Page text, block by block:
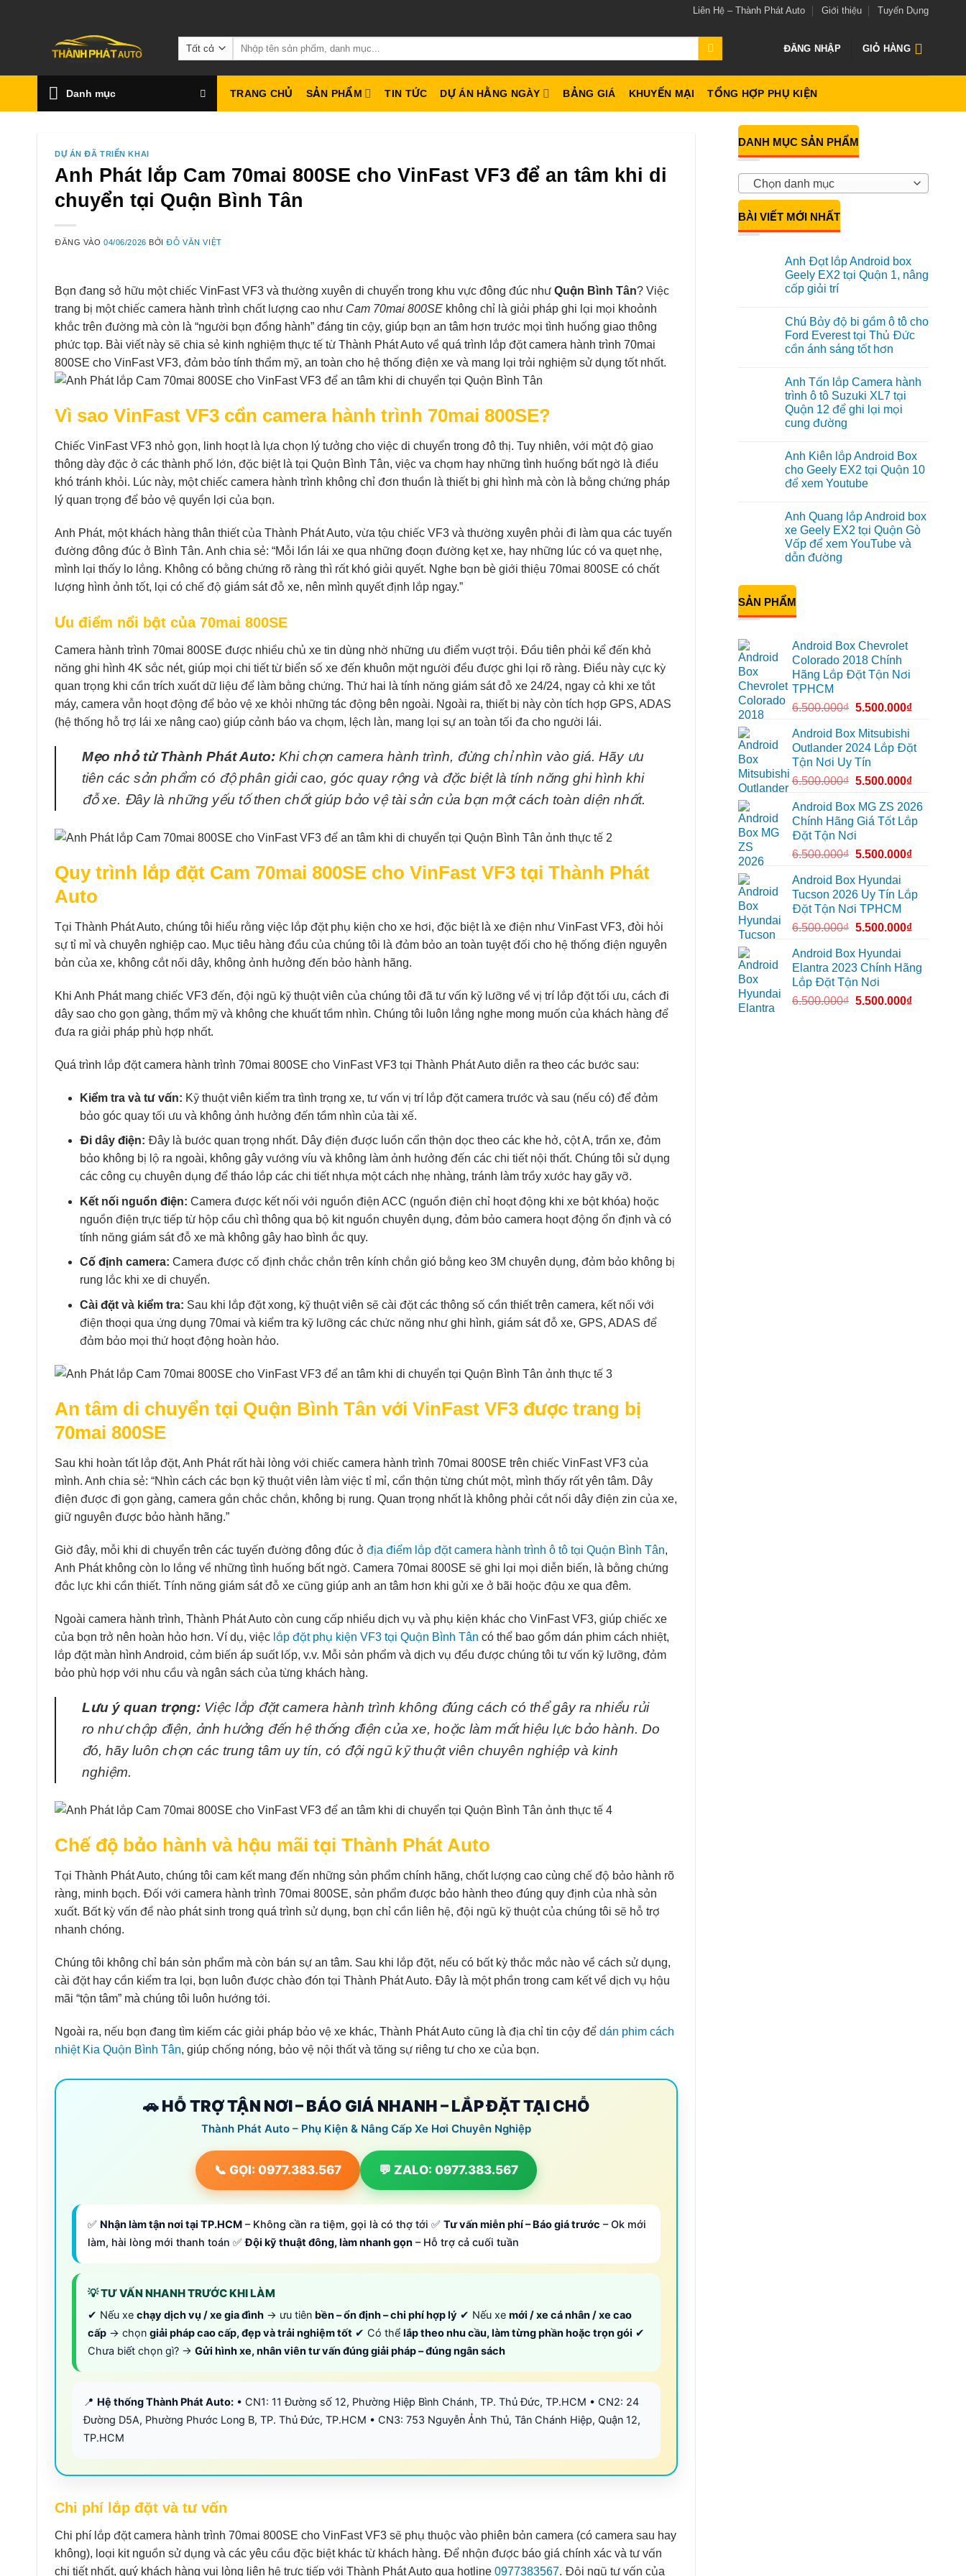
Liên Hệ – Thành Phát Auto Giới thiệu Tuyển Dụng
Tìm
kiếm:
ĐĂNG NHẬP GIỎ HÀNG
Danh mục TRANG CHỦ SẢN PHẨM TIN TỨC DỰ ÁN HẰNG NGÀY BẢNG GIÁ KHUYẾN MẠI TỔNG HỢP PHỤ KIỆN
DỰ ÁN ĐÃ TRIỂN KHAI
Anh Phát lắp Cam 70mai 800SE cho VinFast VF3 để an tâm khi di
chuyển tại Quận Bình Tân
ĐĂNG VÀO04/06/2026 BỞIĐỖ VĂN VIỆT
Bạn đang sở hữu một chiếc VinFast VF3 và thường xuyên di chuyển trong khu vực đông đúc như Quận Bình Tân? Việc
trang bị một chiếc camera hành trình chất lượng cao như Cam 70mai 800SE không chỉ là giải pháp ghi lại mọi khoảnh
khắc trên đường mà còn là “người bạn đồng hành” đáng tin cậy, giúp bạn an tâm hơn trước mọi tình huống giao thông
phức tạp. Bài viết này sẽ chia sẻ kinh nghiệm thực tế từ Thành Phát Auto về quá trình lắp đặt camera hành trình 70mai
800SE cho VinFast VF3, đảm bảo tính thẩm mỹ, an toàn cho hệ thống điện xe và mang lại trải nghiệm sử dụng tốt nhất.
Vì sao VinFast VF3 cần camera hành trình 70mai 800SE?
Chiếc VinFast VF3 nhỏ gọn, linh hoạt là lựa chọn lý tưởng cho việc di chuyển trong đô thị. Tuy nhiên, với mật độ giao
thông dày đặc ở các thành phố lớn, đặc biệt là tại Quận Bình Tân, việc va chạm hay những tình huống bất ngờ là điều
khó tránh khỏi. Lúc này, một chiếc camera hành trình không chỉ đơn thuần là thiết bị ghi hình mà còn là bằng chứng pháp
lý quan trọng để bảo vệ quyền lợi của bạn.
Anh Phát, một khách hàng thân thiết của Thành Phát Auto, vừa tậu chiếc VF3 và thường xuyên phải đi làm qua các tuyến
đường đông đúc ở Bình Tân. Anh chia sẻ: “Mỗi lần lái xe qua những đoạn đường kẹt xe, hay những lúc có va quẹt nhẹ,
mình lại thấy lo lắng. Không có bằng chứng rõ ràng thì rất khó giải quyết. Nghe bạn bè giới thiệu 70mai 800SE có chất
lượng hình ảnh tốt, lại có chế độ giám sát đỗ xe, nên mình quyết định lắp ngay.”
Ưu điểm nổi bật của 70mai 800SE
Camera hành trình 70mai 800SE được nhiều chủ xe tin dùng nhờ những ưu điểm vượt trội. Đầu tiên phải kể đến khả
năng ghi hình 4K sắc nét, giúp mọi chi tiết từ biển số xe đến khuôn mặt người đều được ghi lại rõ ràng. Điều này cực kỳ
quan trọng khi cần trích xuất dữ liệu để làm bằng chứng. Thứ hai là tính năng giám sát đỗ xe 24/24, ngay cả khi xe tắt
máy, camera vẫn hoạt động để bảo vệ xe khỏi những tác động bên ngoài. Ngoài ra, thiết bị này còn tích hợp GPS, ADAS
(hệ thống hỗ trợ lái xe nâng cao) giúp cảnh báo va chạm, lệch làn, mang lại sự an toàn tối đa cho người lái.
Mẹo nhỏ từ Thành Phát Auto: Khi chọn camera hành trình, đừng chỉ nhìn vào giá. Hãy ưu
tiên các sản phẩm có độ phân giải cao, góc quay rộng và đặc biệt là tính năng ghi hình khi
đỗ xe. Đây là những yếu tố then chốt giúp bảo vệ tài sản của bạn một cách toàn diện nhất.
Quy trình lắp đặt Cam 70mai 800SE cho VinFast VF3 tại Thành Phát
Auto
Tại Thành Phát Auto, chúng tôi hiểu rằng việc lắp đặt phụ kiện cho xe hơi, đặc biệt là xe điện như VinFast VF3, đòi hỏi
sự tỉ mỉ và chuyên nghiệp cao. Mục tiêu hàng đầu của chúng tôi là đảm bảo an toàn tuyệt đối cho hệ thống điện nguyên
bản của xe, không cắt nối dây, không ảnh hưởng đến bảo hành hãng.
Khi Anh Phát mang chiếc VF3 đến, đội ngũ kỹ thuật viên của chúng tôi đã tư vấn kỹ lưỡng về vị trí lắp đặt tối ưu, cách đi
dây sao cho gọn gàng, thẩm mỹ và không che khuất tầm nhìn. Chúng tôi luôn lắng nghe mong muốn của khách hàng để
đưa ra giải pháp phù hợp nhất.
Quá trình lắp đặt camera hành trình 70mai 800SE cho VinFast VF3 tại Thành Phát Auto diễn ra theo các bước sau:
Kiểm tra và tư vấn: Kỹ thuật viên kiểm tra tình trạng xe, tư vấn vị trí lắp đặt camera trước và sau (nếu có) để đảm
bảo góc quay tối ưu và không ảnh hưởng đến tầm nhìn của tài xế.
Đi dây điện: Đây là bước quan trọng nhất. Dây điện được luồn cẩn thận dọc theo các khe hở, cột A, trần xe, đảm
bảo không bị lộ ra ngoài, không gây vướng víu và không làm ảnh hưởng đến các chi tiết nội thất. Chúng tôi sử dụng
các công cụ chuyên dụng để tháo lắp các chi tiết nhựa một cách nhẹ nhàng, tránh làm trầy xước hay gãy vỡ.
Kết nối nguồn điện: Camera được kết nối với nguồn điện ACC (nguồn điện chỉ hoạt động khi xe bật khóa) hoặc
nguồn điện trực tiếp từ hộp cầu chì thông qua bộ kit nguồn chuyên dụng, đảm bảo camera hoạt động ổn định và có
tính năng giám sát đỗ xe mà không gây hao bình ắc quy.
Cố định camera: Camera được cố định chắc chắn trên kính chắn gió bằng keo 3M chuyên dụng, đảm bảo không bị
rung lắc khi xe di chuyển.
Cài đặt và kiểm tra: Sau khi lắp đặt xong, kỹ thuật viên sẽ cài đặt các thông số cần thiết trên camera, kết nối với
điện thoại qua ứng dụng 70mai và kiểm tra kỹ lưỡng các chức năng như ghi hình, giám sát đỗ xe, GPS, ADAS để
đảm bảo mọi thứ hoạt động hoàn hảo.
An tâm di chuyển tại Quận Bình Tân với VinFast VF3 được trang bị
70mai 800SE
Sau khi hoàn tất lắp đặt, Anh Phát rất hài lòng với chiếc camera hành trình 70mai 800SE trên chiếc VinFast VF3 của
mình. Anh chia sẻ: “Nhìn cách các bạn kỹ thuật viên làm việc tỉ mỉ, cẩn thận từng chút một, mình thấy rất yên tâm. Dây
điện được đi gọn gàng, camera gắn chắc chắn, không bị rung. Quan trọng nhất là không phải cắt nối dây điện zin của xe,
giữ nguyên được bảo hành hãng.”
Giờ đây, mỗi khi di chuyển trên các tuyến đường đông đúc ở địa điểm lắp đặt camera hành trình ô tô tại Quận Bình Tân,
Anh Phát không còn lo lắng về những tình huống bất ngờ. Camera 70mai 800SE sẽ ghi lại mọi diễn biến, là bằng chứng
đắc lực khi cần thiết. Tính năng giám sát đỗ xe cũng giúp anh an tâm hơn khi gửi xe ở bãi hoặc đậu xe qua đêm.
Ngoài camera hành trình, Thành Phát Auto còn cung cấp nhiều dịch vụ và phụ kiện khác cho VinFast VF3, giúp chiếc xe
của bạn trở nên hoàn hảo hơn. Ví dụ, việc lắp đặt phụ kiện VF3 tại Quận Bình Tân có thể bao gồm dán phim cách nhiệt,
lắp đặt màn hình Android, cảm biến áp suất lốp, v.v. Mỗi sản phẩm và dịch vụ đều được chúng tôi tư vấn kỹ lưỡng, đảm
bảo phù hợp với nhu cầu và ngân sách của từng khách hàng.
Lưu ý quan trọng: Việc lắp đặt camera hành trình không đúng cách có thể gây ra nhiều rủi
ro như chập điện, ảnh hưởng đến hệ thống điện của xe, hoặc làm mất hiệu lực bảo hành. Do
đó, hãy luôn chọn các trung tâm uy tín, có đội ngũ kỹ thuật viên chuyên nghiệp và kinh
nghiệm.
Chế độ bảo hành và hậu mãi tại Thành Phát Auto
Tại Thành Phát Auto, chúng tôi cam kết mang đến những sản phẩm chính hãng, chất lượng cao cùng chế độ bảo hành rõ
ràng, minh bạch. Đối với camera hành trình 70mai 800SE, sản phẩm được bảo hành theo đúng quy định của nhà sản
xuất. Bất kỳ vấn đề nào phát sinh trong quá trình sử dụng, bạn chỉ cần liên hệ, đội ngũ kỹ thuật của chúng tôi sẽ hỗ trợ
nhanh chóng.
Chúng tôi không chỉ bán sản phẩm mà còn bán sự an tâm. Sau khi lắp đặt, nếu có bất kỳ thắc mắc nào về cách sử dụng,
cài đặt hay cần kiểm tra lại, bạn luôn được chào đón tại Thành Phát Auto. Đây là một phần trong cam kết về dịch vụ hậu
mãi “tận tâm” mà chúng tôi luôn hướng tới.
Ngoài ra, nếu bạn đang tìm kiếm các giải pháp bảo vệ xe khác, Thành Phát Auto cũng là địa chỉ tin cậy để dán phim cách
nhiệt Kia Quận Bình Tân, giúp chống nóng, bảo vệ nội thất và tăng sự riêng tư cho xe của bạn.
🚗 HỖ TRỢ TẬN NƠI – BÁO GIÁ NHANH – LẮP ĐẶT TẠI CHỖ
Thành Phát Auto – Phụ Kiện & Nâng Cấp Xe Hơi Chuyên Nghiệp
📞 GỌI: 0977.383.567 💬 ZALO: 0977.383.567
✅ Nhận làm tận nơi tại TP.HCM – Không cần ra tiệm, gọi là có thợ tới ✅ Tư vấn miễn phí – Báo giá trước – Ok mới
làm, hài lòng mới thanh toán ✅Đội kỹ thuật đông, làm nhanh gọn – Hỗ trợ cả cuối tuần
💡 TƯ VẤN NHANH TRƯỚC KHI LÀM
✔ Nếu xe chạy dịch vụ / xe gia đình → ưu tiên bền – ổn định – chi phí hợp lý ✔ Nếu xe mới / xe cá nhân / xe cao
cấp → chọn giải pháp cao cấp, đẹp và trải nghiệm tốt ✔ Có thể lắp theo nhu cầu, làm từng phần hoặc trọn gói ✔
Chưa biết chọn gì? → Gửi hình xe, nhân viên tư vấn đúng giải pháp – đúng ngân sách
📍 Hệ thống Thành Phát Auto: • CN1: 11 Đường số 12, Phường Hiệp Bình Chánh, TP. Thủ Đức, TP.HCM • CN2: 24
Đường D5A, Phường Phước Long B, TP. Thủ Đức, TP.HCM • CN3: 753 Nguyễn Ảnh Thủ, Tân Chánh Hiệp, Quận 12,
TP.HCM
Chi phí lắp đặt và tư vấn
Chi phí lắp đặt camera hành trình 70mai 800SE cho VinFast VF3 sẽ phụ thuộc vào phiên bản camera (có camera sau hay
không), loại kit nguồn sử dụng và các yêu cầu đặc biệt khác từ khách hàng. Để nhận được báo giá chính xác và tư vấn
chi tiết nhất, quý khách hàng vui lòng liên hệ trực tiếp với Thành Phát Auto qua hotline 0977383567. Đội ngũ tư vấn của
DANH MỤC SẢN PHẨM
Chọn danh mục
BÀI VIẾT MỚI NHẤT
Anh Đạt lắp Android box
Geely EX2 tại Quận 1, nâng
cấp giải trí
bình
luận
ở
Anh
Android
box
Geely
EX2
tại
Quận
cấp
giải
trí
Chú Bảy độ bi gầm ô tô cho
Ford Everest tại Thủ Đức
cần ánh sáng tốt hơn
bình
luận
ở
Chú
Bảy
độ
ô
tô
cho
Ford
Thủ
Đức
cần
ánh
sáng
tốt
Anh Tấn lắp Camera hành
trình ô tô Suzuki XL7 tại
Quận 12 để ghi lại mọi
cung đường
bình
luận
ở
Anh
Camera
hành
trình
ô
tô
Suzuki
Quận
12
để
ghi
cung
đường
Anh Kiên lắp Android Box
cho Geely EX2 tại Quận 10
để xem Youtube
bình
luận
ở
Anh
Kiên
lắp
cho
Geely
tại
để
xem
Youtube
Anh Quang lắp Android box
xe Geely EX2 tại Quận Gò
Vấp để xem YouTube và
dẫn đường
bình
luận
ở
Anh
Android
box
Geely
EX2
tại
Quận
Gò
xem
YouTube
dẫn
đường
SẢN PHẨM
Android Box Chevrolet
Colorado 2018 Chính
Hãng Lắp Đặt Tận Nơi
TPHCM
6.500.000₫ 5.500.000₫
Android Box Mitsubishi
Outlander 2024 Lắp Đặt
Tận Nơi Uy Tín
6.500.000₫ 5.500.000₫
Android Box MG ZS 2026
Chính Hãng Giá Tốt Lắp
Đặt Tận Nơi
6.500.000₫ 5.500.000₫
Android Box Hyundai
Tucson 2026 Uy Tín Lắp
Đặt Tận Nơi TPHCM
6.500.000₫ 5.500.000₫
Android Box Hyundai
Elantra 2023 Chính Hãng
Lắp Đặt Tận Nơi
6.500.000₫ 5.500.000₫